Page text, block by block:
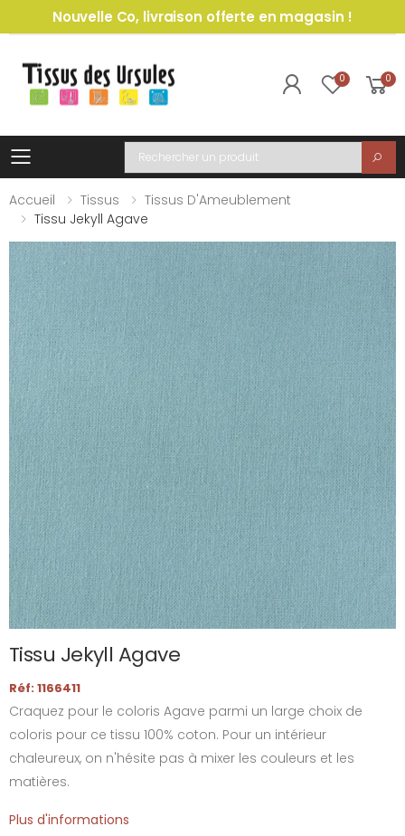
Nouvelle Co, livraison offerte en magasin !
0 0
Toggle mobile menu
Recherche
Accueil
Tissus
Tissus D'Ameublement
Tissu Jekyll Agave
Tissu Jekyll Agave
Réf: 1166411
Craquez pour le coloris Agave parmi un large choix de
coloris pour ce tissu 100% coton. Pour un intérieur
chaleureux, on n'hésite pas à mixer les couleurs et les
matières.
Plus d'informations